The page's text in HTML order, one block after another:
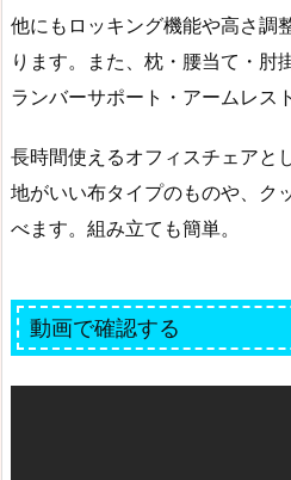
他にもロッキング機能や高さ調
ります。また、枕・腰当て・肘
ランバーサポート・アームレス
長時間使えるオフィスチェアと
地がいい布タイプのものや、ク
べます。組み立ても簡単。
動画で確認する